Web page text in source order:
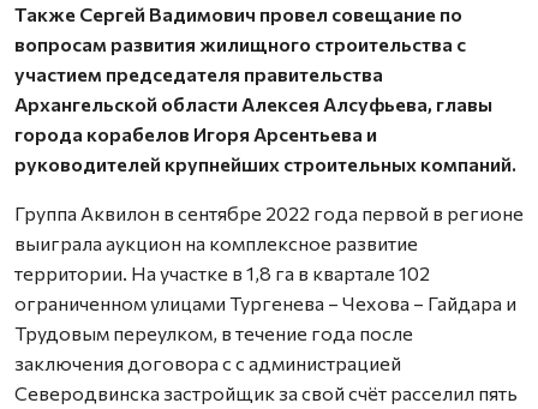
Также Сергей Вадимович провел совещание по
вопросам развития жилищного строительства с
участием председателя правительства
Архангельской области Алексея Алсуфьева, главы
города корабелов Игоря Арсентьева и
руководителей крупнейших строительных компаний.
Группа Аквилон в сентябре 2022 года первой в регионе
выиграла аукцион на комплексное развитие
территории. На участке в 1,8 га в квартале 102
ограниченном улицами Тургенева – Чехова – Гайдара и
Трудовым переулком, в течение года после
заключения договора с с администрацией
Северодвинска застройщик за свой счёт расселил пять